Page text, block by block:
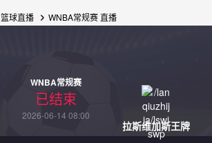
篮球直播 WNBA常规赛 直播
WNBA常规赛
已结束
2026-06-14 08:00
拉斯维加斯王牌